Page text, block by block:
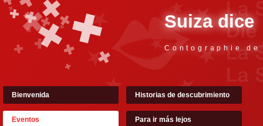
Suiza dice
Contographie
Bienvenida Historias de descubrimiento
Eventos Para ir más lejos